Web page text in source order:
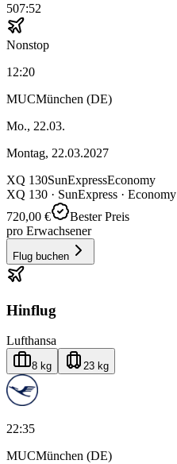
507:52
Nonstop
12:20
MUCMünchen (DE)
Mo., 22.03.
Montag, 22.03.2027
XQ 130SunExpressEconomy
XQ 130 · SunExpress · Economy
720,00 €
Bester Preis
pro Erwachsener
Flug buchen
Hinflug
Lufthansa
8 kg 23 kg
22:35
MUCMünchen (DE)